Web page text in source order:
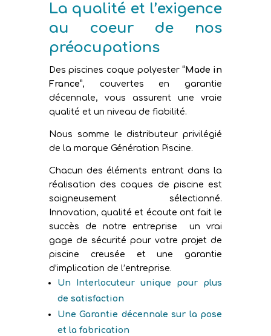
La qualité et l’exigence
au coeur de nos
préocupations
Des piscines coque polyester“Made in
France”, couvertes en garantie
décennale, vous assurent une vraie
qualité et un niveau de fiabilité.
Nous somme le distributeur privilégié
de la marque Génération Piscine.
Chacun des éléments entrant dans la
réalisation des coques de piscine est
soigneusement sélectionné.
Innovation, qualité et écoute ont fait le
succès de notre entreprise un vrai
gage de sécurité pour votre projet de
piscine creusée et une garantie
d’implication de l’entreprise.
Un Interlocuteur unique pour plus
de satisfaction
Une Garantie décennale sur la pose
et la fabrication